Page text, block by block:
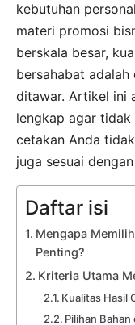
kebutuhan
materi promosi
berskala besar,
bersahabat
ditawar. Artikel ini
lengkap agar tidak
cetakan Anda
juga sesuai
Daftar isi
Mengapa
Penting?
Kriteria Utama
Kualitas Hasil
Pilihan